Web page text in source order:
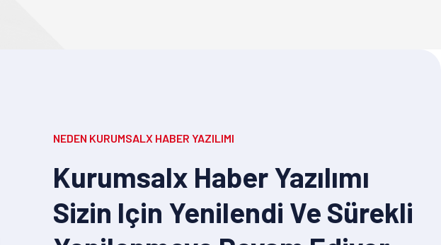
NEDEN KURUMSALX HABER YAZILIMI
Kurumsalx Haber Yazılımı
Sizin Için Yenilendi Ve Sürekli